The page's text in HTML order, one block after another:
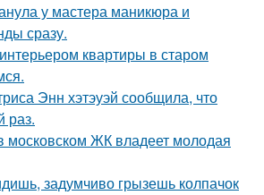
у мастера маникюра и
сразу.
квартиры в старом
Энн хэтэуэй сообщила, что
раз.
московском ЖК владеет молодая
задумчиво грызешь колпачок